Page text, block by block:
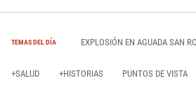
TEMAS DEL DÍA EXPLOSIÓN EN AGUADA SAN
+SALUD +HISTORIAS PUNTOS DE VISTA